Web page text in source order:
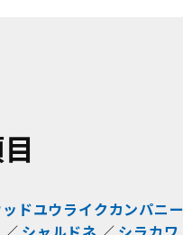
ドユウライクカンパニー